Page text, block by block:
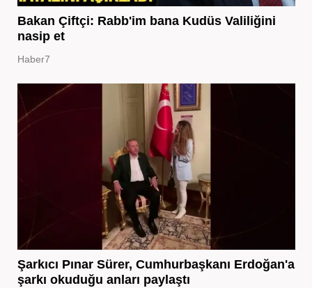
Bakan Çiftçi: Rabb'im bana Kudüs Valiliğini
nasip et
Haber7
Şarkıcı Pınar Sürer, Cumhurbaşkanı Erdoğan'a
şarkı okuduğu anları paylaştı